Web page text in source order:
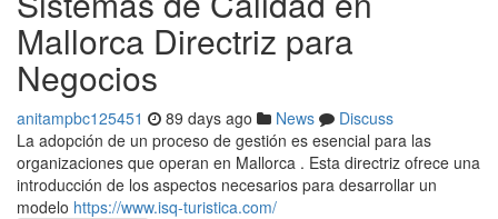
Mallorca Directriz para
Negocios
anitampbc125451 89 days ago News
Discuss
La adopción de un proceso de gestión es esencial para las
organizaciones que operan en Mallorca . Esta directriz ofrece una
introducción de los aspectos necesarios para desarrollar un
modelo https://www.isq-turistica.com/